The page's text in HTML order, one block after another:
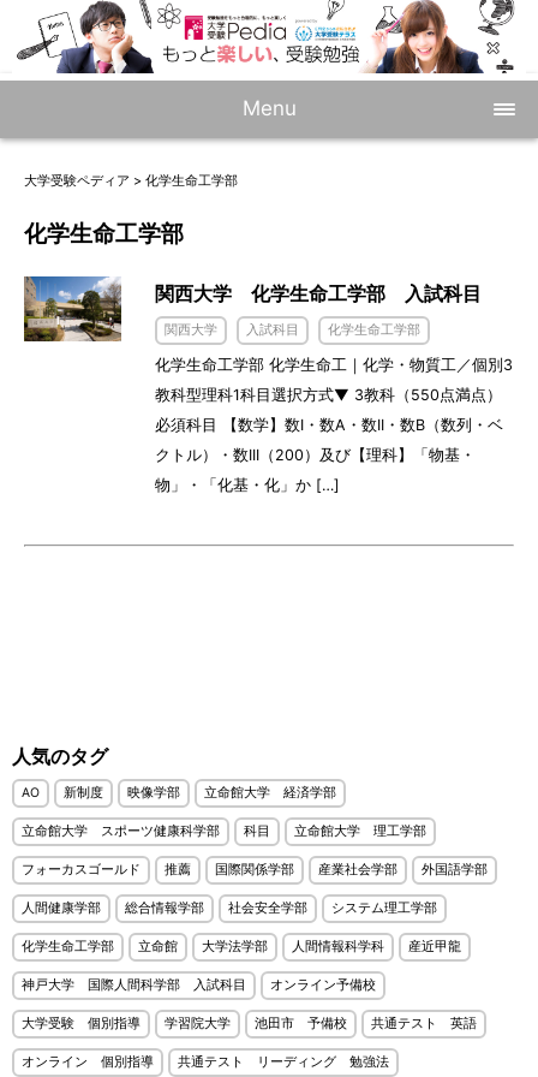
Menu
大学受験ペディア > 化学生命工学部
化学生命工学部
関西大学 化学生命工学部 入試科目
関西大学 入試科目 化学生命工学部
化学生命工学部 化学生命工｜化学・物質工／個別3
教科型理科1科目選択方式▼ 3教科（550点満点）
必須科目 【数学】数I・数A・数II・数B（数列・ベ
クトル）・数III（200）及び【理科】「物基・
物」・「化基・化」か […]
人気のタグ
AO 新制度 映像学部 立命館大学 経済学部
立命館大学 スポーツ健康科学部 科目 立命館大学 理工学部
フォーカスゴールド 推薦 国際関係学部 産業社会学部 外国語学部
人間健康学部 総合情報学部 社会安全学部 システム理工学部
化学生命工学部 立命館 大学法学部 人間情報科学科 産近甲龍
神戸大学 国際人間科学部 入試科目 オンライン予備校
大学受験 個別指導 学習院大学 池田市 予備校 共通テスト 英語
オンライン 個別指導 共通テスト リーディング 勉強法